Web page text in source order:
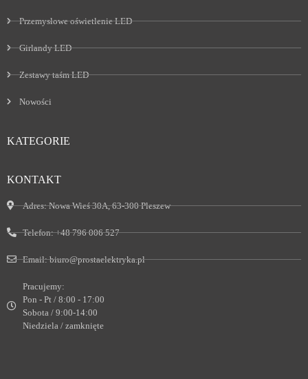
Przemysłowe oświetlenie LED
Girlandy LED
Zestawy taśm LED
Nowości
KATEGORIE
KONTAKT
Adres:Nowa Wieś 30A, 63-300 Pleszew
Telefon:+48 796 006 527
Email:biuro@prostaelektryka.pl
Pracujemy:
Pon - Pt / 8:00 - 17:00
Sobota / 9:00-14:00
Niedziela / zamknięte